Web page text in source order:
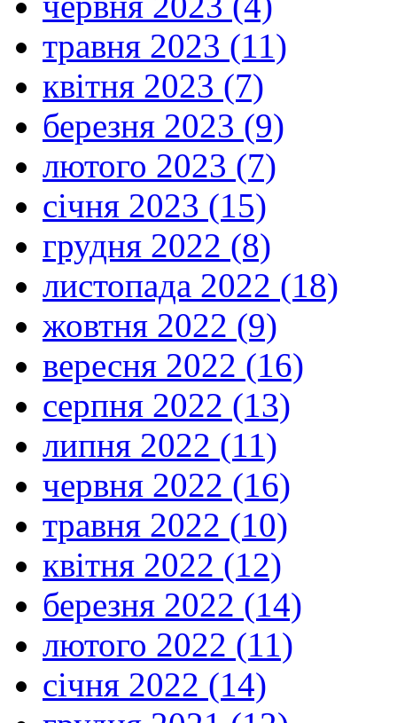
травня 2023 (11)
квітня 2023 (7)
березня 2023 (9)
лютого 2023 (7)
січня 2023 (15)
грудня 2022 (8)
листопада 2022 (18)
жовтня 2022 (9)
вересня 2022 (16)
серпня 2022 (13)
липня 2022 (11)
червня 2022 (16)
травня 2022 (10)
квітня 2022 (12)
березня 2022 (14)
лютого 2022 (11)
січня 2022 (14)